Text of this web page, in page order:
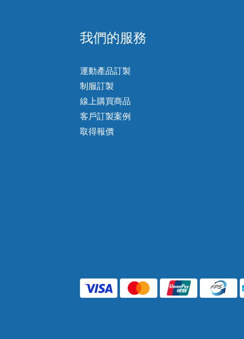
我們的服務
運動產品訂製
制服訂製
線上購買商品
客戶訂製案例
取得報價